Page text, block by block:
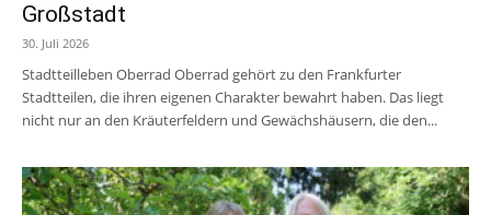
Großstadt
30. Juli 2026
Stadtteilleben Oberrad Oberrad gehört zu den Frankfurter
Stadtteilen, die ihren eigenen Charakter bewahrt haben. Das liegt
nicht nur an den Kräuterfeldern und Gewächshäusern, die den...